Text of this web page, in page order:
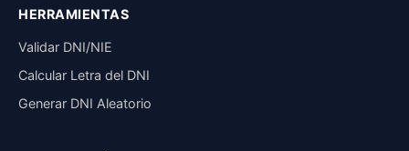
HERRAMIENTAS
Validar DNI/NIE
Calcular Letra del DNI
Generar DNI Aleatorio